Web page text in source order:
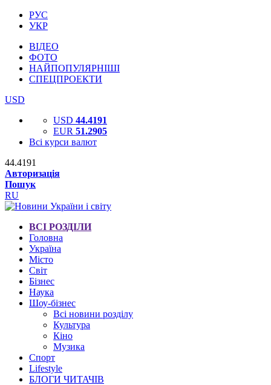
РУС
УКР
ВІДЕО
ФОТО
НАЙПОПУЛЯРНІШІ
СПЕЦПРОЕКТИ
USD
USD 44.4191
EUR 51.2905
Всі курси валют
44.4191
Авторизація
Пошук
RU
ВСІ РОЗДІЛИ
Головна
Україна
Місто
Світ
Бізнес
Наука
Шоу-бізнес
Всі новини розділу
Культура
Кіно
Музика
Спорт
Lifestyle
БЛОГИ ЧИТАЧІВ